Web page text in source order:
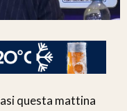
questa mattina